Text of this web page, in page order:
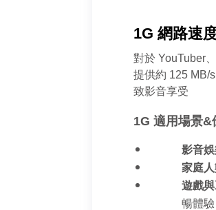
1G 網路速
對於 YouTuber
提供約 125 MB/
致影音享受
1G 適用場景&
影音
家庭
遊戲
暢體驗